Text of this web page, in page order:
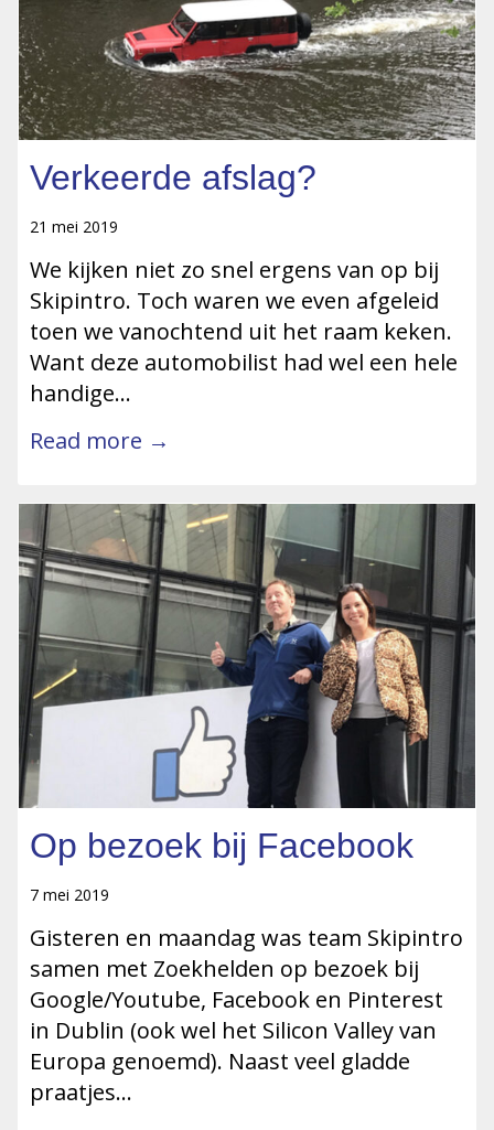
Verkeerde afslag?
21 mei 2019
We kijken niet zo snel ergens van op bij
Skipintro. Toch waren we even afgeleid
toen we vanochtend uit het raam keken.
Want deze automobilist had wel een hele
handige…
Read more →
Op bezoek bij Facebook
7 mei 2019
Gisteren en maandag was team Skipintro
samen met Zoekhelden op bezoek bij
Google/Youtube, Facebook en Pinterest
in Dublin (ook wel het Silicon Valley van
Europa genoemd). Naast veel gladde
praatjes…